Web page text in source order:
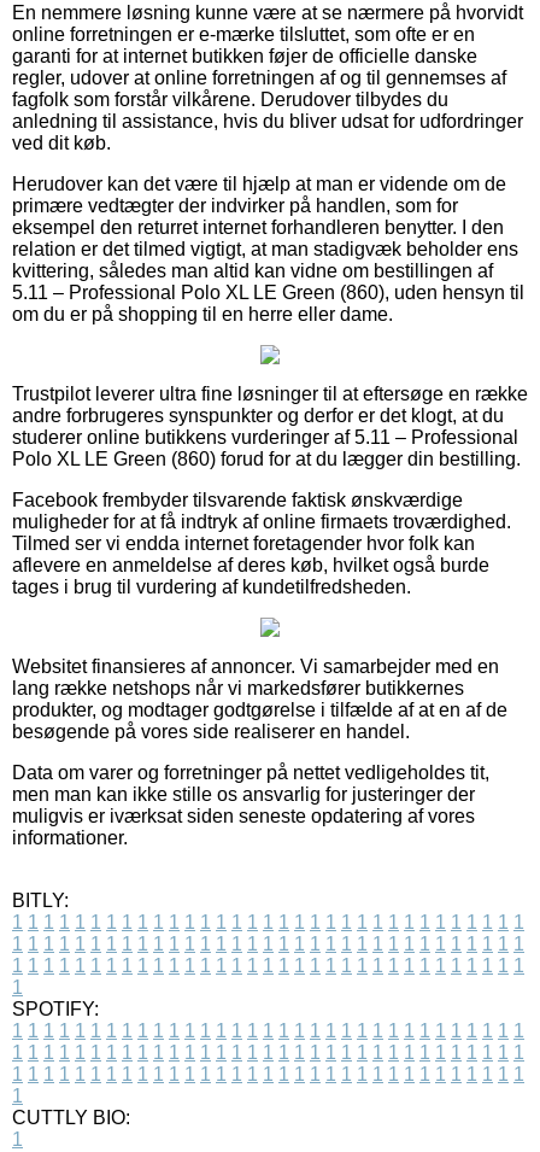
En nemmere løsning kunne være at se nærmere på hvorvidt
online forretningen er e-mærke tilsluttet, som ofte er en
garanti for at internet butikken føjer de officielle danske
regler, udover at online forretningen af og til gennemses af
fagfolk som forstår vilkårene. Derudover tilbydes du
anledning til assistance, hvis du bliver udsat for udfordringer
ved dit køb.
Herudover kan det være til hjælp at man er vidende om de
primære vedtægter der indvirker på handlen, som for
eksempel den returret internet forhandleren benytter. I den
relation er det tilmed vigtigt, at man stadigvæk beholder ens
kvittering, således man altid kan vidne om bestillingen af
5.11 – Professional Polo XL LE Green (860), uden hensyn til
om du er på shopping til en herre eller dame.
Trustpilot leverer ultra fine løsninger til at eftersøge en række
andre forbrugeres synspunkter og derfor er det klogt, at du
studerer online butikkens vurderinger af 5.11 – Professional
Polo XL LE Green (860) forud for at du lægger din bestilling.
Facebook frembyder tilsvarende faktisk ønskværdige
muligheder for at få indtryk af online firmaets troværdighed.
Tilmed ser vi endda internet foretagender hvor folk kan
aflevere en anmeldelse af deres køb, hvilket også burde
tages i brug til vurdering af kundetilfredsheden.
Websitet finansieres af annoncer. Vi samarbejder med en
lang række netshops når vi markedsfører butikkernes
produkter, og modtager godtgørelse i tilfælde af at en af de
besøgende på vores side realiserer en handel.
Data om varer og forretninger på nettet vedligeholdes tit,
men man kan ikke stille os ansvarlig for justeringer der
muligvis er iværksat siden seneste opdatering af vores
informationer.
BITLY:
1 1 1 1 1 1 1 1 1 1 1 1 1 1 1 1 1 1 1 1 1 1 1 1 1 1 1 1 1 1 1 1 1
1 1 1 1 1 1 1 1 1 1 1 1 1 1 1 1 1 1 1 1 1 1 1 1 1 1 1 1 1 1 1 1 1
1 1 1 1 1 1 1 1 1 1 1 1 1 1 1 1 1 1 1 1 1 1 1 1 1 1 1 1 1 1 1 1 1
1
SPOTIFY:
1 1 1 1 1 1 1 1 1 1 1 1 1 1 1 1 1 1 1 1 1 1 1 1 1 1 1 1 1 1 1 1 1
1 1 1 1 1 1 1 1 1 1 1 1 1 1 1 1 1 1 1 1 1 1 1 1 1 1 1 1 1 1 1 1 1
1 1 1 1 1 1 1 1 1 1 1 1 1 1 1 1 1 1 1 1 1 1 1 1 1 1 1 1 1 1 1 1 1
1
CUTTLY BIO:
1